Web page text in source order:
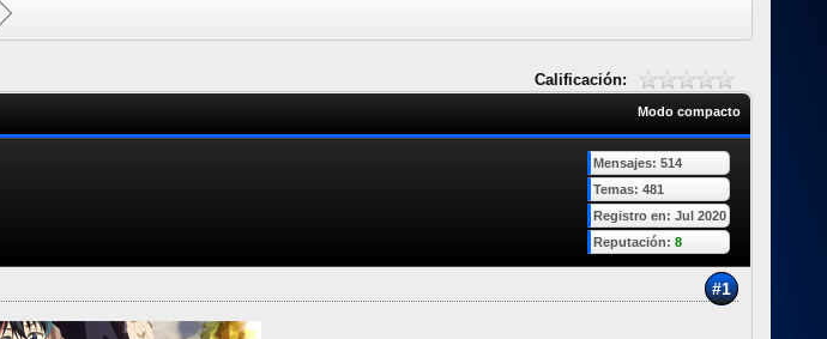
Calificación:
Modo compacto
Mensajes: 514
Temas: 481
Registro en: Jul 2020
Reputación: 8
#1